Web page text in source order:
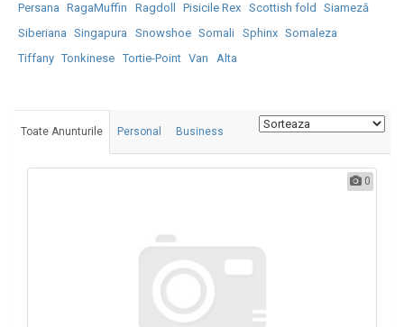
Persana
RagaMuffin Ragdoll Pisicile Rex Scottish fold
Siameză
Siberiana
Singapura Snowshoe Somali Sphinx Somaleza
Tiffany Tonkinese Tortie-Point Van Alta
Toate Anunturile Personal Business
0